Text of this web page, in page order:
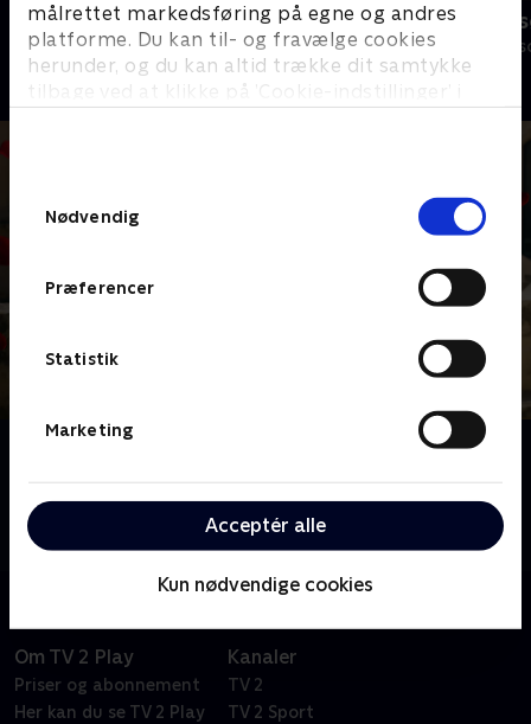
målrettet markedsføring på egne og andres
platforme. Du kan til- og fravælge cookies
herunder, og du kan altid trække dit samtykke
tilbage ved at klikke på ’Cookie-indstillinger’ i
Nødvendig
Præferencer
Statistik
Marketing
Acceptér alle
Kun nødvendige cookies
Forræder
Reality • 4 sæsoner
Landmand
Reality • 13
bachelorettes, Sofie og Mie, er klar til at finde
kærligheden.
Om TV 2 Play
Priser og abonnement
Her kan du se TV 2 Play
Kanaler
TV 2
TV 2 Sport